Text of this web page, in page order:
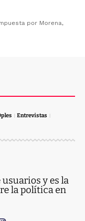
por Morena,
Entrevistas
y es la
la política en